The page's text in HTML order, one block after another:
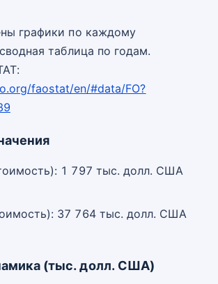
графики по каждому
таблица по годам.
faostat/en/#data/FO?
1 797 тыс. долл. США
37 764 тыс. долл. США
(тыс. долл. США)